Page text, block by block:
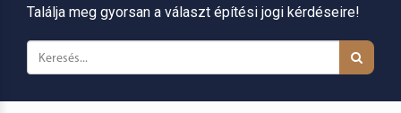
Találja meg gyorsan a választ építési jogi kérdéseire!